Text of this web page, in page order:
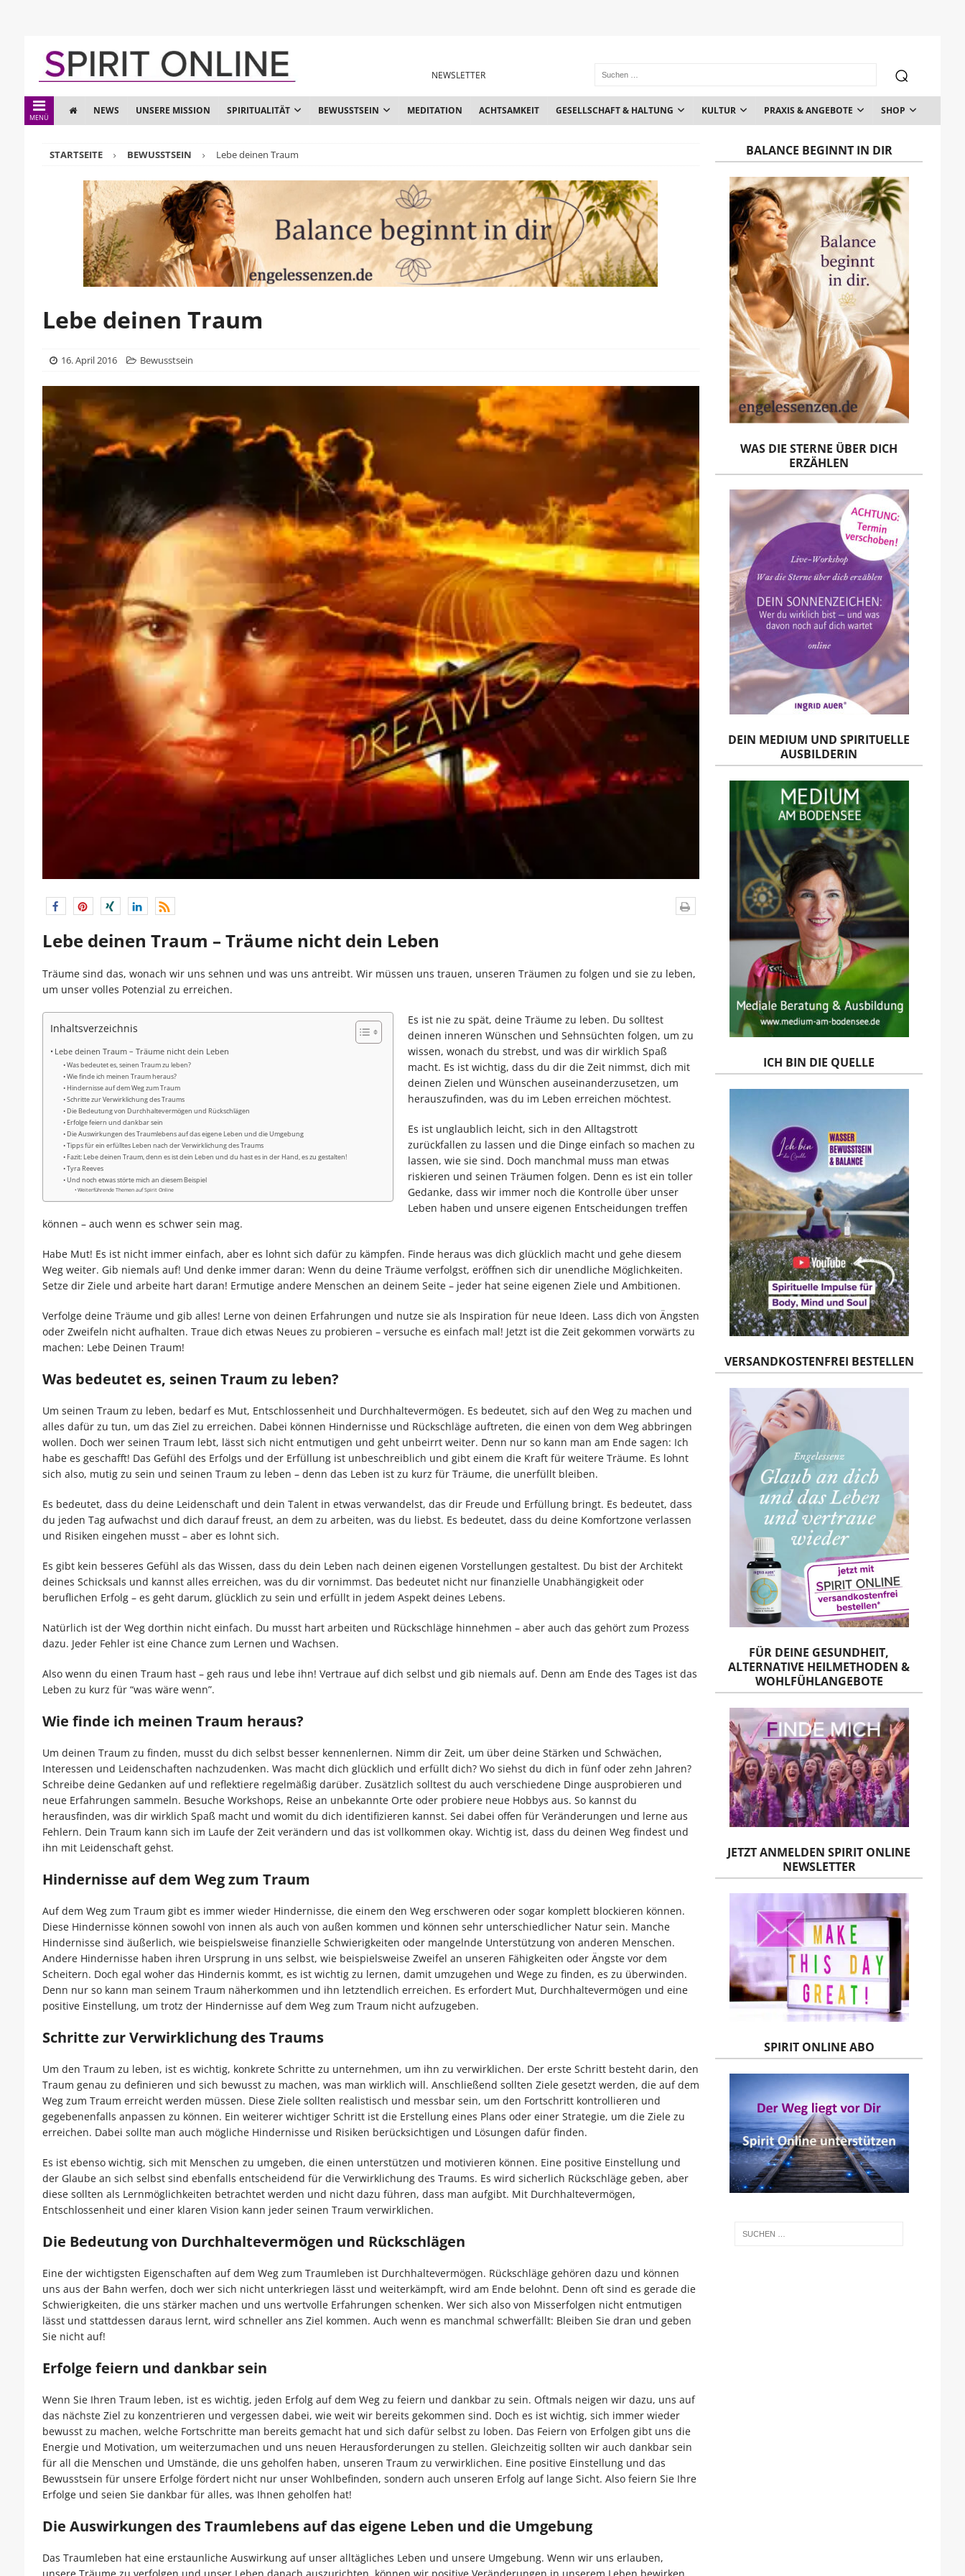
NEWSLETTER
MENÜ
NEWS UNSERE MISSION SPIRITUALITÄT BEWUSSTSEIN MEDITATION ACHTSAMKEIT GESELLSCHAFT & HALTUNG KULTUR PRAXIS & ANGEBOTE SHOP
STARTSEITE BEWUSSTSEIN Lebe deinen Traum
Lebe deinen Traum
16. April 2016 Bewusstsein
Lebe deinen Traum – Träume nicht dein Leben
Träume sind das, wonach wir uns sehnen und was uns antreibt. Wir müssen uns trauen, unseren Träumen zu folgen und sie zu leben,
um unser volles Potenzial zu erreichen.
Inhaltsverzeichnis
Lebe deinen Traum – Träume nicht dein Leben
Was bedeutet es, seinen Traum zu leben?
Wie finde ich meinen Traum heraus?
Hindernisse auf dem Weg zum Traum
Schritte zur Verwirklichung des Traums
Die Bedeutung von Durchhaltevermögen und Rückschlägen
Erfolge feiern und dankbar sein
Die Auswirkungen des Traumlebens auf das eigene Leben und die Umgebung
Tipps für ein erfülltes Leben nach der Verwirklichung des Traums
Fazit: Lebe deinen Traum, denn es ist dein Leben und du hast es in der Hand, es zu gestalten!
Tyra Reeves
Und noch etwas störte mich an diesem Beispiel
Weiterführende Themen auf Spirit Online
Es ist nie zu spät, deine Träume zu leben. Du solltest
deinen inneren Wünschen und Sehnsüchten folgen, um zu
wissen, wonach du strebst, und was dir wirklich Spaß
macht. Es ist wichtig, dass du dir die Zeit nimmst, dich mit
deinen Zielen und Wünschen auseinanderzusetzen, um
herauszufinden, was du im Leben erreichen möchtest.
Es ist unglaublich leicht, sich in den Alltagstrott
zurückfallen zu lassen und die Dinge einfach so machen zu
lassen, wie sie sind. Doch manchmal muss man etwas
riskieren und seinen Träumen folgen. Denn es ist ein toller
Gedanke, dass wir immer noch die Kontrolle über unser
Leben haben und unsere eigenen Entscheidungen treffen
können – auch wenn es schwer sein mag.
Habe Mut! Es ist nicht immer einfach, aber es lohnt sich dafür zu kämpfen. Finde heraus was dich glücklich macht und gehe diesem
Weg weiter. Gib niemals auf! Und denke immer daran: Wenn du deine Träume verfolgst, eröffnen sich dir unendliche Möglichkeiten.
Setze dir Ziele und arbeite hart daran! Ermutige andere Menschen an deinem Seite – jeder hat seine eigenen Ziele und Ambitionen.
Verfolge deine Träume und gib alles! Lerne von deinen Erfahrungen und nutze sie als Inspiration für neue Ideen. Lass dich von Ängsten
oder Zweifeln nicht aufhalten. Traue dich etwas Neues zu probieren – versuche es einfach mal! Jetzt ist die Zeit gekommen vorwärts zu
machen: Lebe Deinen Traum!
Was bedeutet es, seinen Traum zu leben?
Um seinen Traum zu leben, bedarf es Mut, Entschlossenheit und Durchhaltevermögen. Es bedeutet, sich auf den Weg zu machen und
alles dafür zu tun, um das Ziel zu erreichen. Dabei können Hindernisse und Rückschläge auftreten, die einen von dem Weg abbringen
wollen. Doch wer seinen Traum lebt, lässt sich nicht entmutigen und geht unbeirrt weiter. Denn nur so kann man am Ende sagen: Ich
habe es geschafft! Das Gefühl des Erfolgs und der Erfüllung ist unbeschreiblich und gibt einem die Kraft für weitere Träume. Es lohnt
sich also, mutig zu sein und seinen Traum zu leben – denn das Leben ist zu kurz für Träume, die unerfüllt bleiben.
Es bedeutet, dass du deine Leidenschaft und dein Talent in etwas verwandelst, das dir Freude und Erfüllung bringt. Es bedeutet, dass
du jeden Tag aufwachst und dich darauf freust, an dem zu arbeiten, was du liebst. Es bedeutet, dass du deine Komfortzone verlassen
und Risiken eingehen musst – aber es lohnt sich.
Es gibt kein besseres Gefühl als das Wissen, dass du dein Leben nach deinen eigenen Vorstellungen gestaltest. Du bist der Architekt
deines Schicksals und kannst alles erreichen, was du dir vornimmst. Das bedeutet nicht nur finanzielle Unabhängigkeit oder
beruflichen Erfolg – es geht darum, glücklich zu sein und erfüllt in jedem Aspekt deines Lebens.
Natürlich ist der Weg dorthin nicht einfach. Du musst hart arbeiten und Rückschläge hinnehmen – aber auch das gehört zum Prozess
dazu. Jeder Fehler ist eine Chance zum Lernen und Wachsen.
Also wenn du einen Traum hast – geh raus und lebe ihn! Vertraue auf dich selbst und gib niemals auf. Denn am Ende des Tages ist das
Leben zu kurz für “was wäre wenn”.
Wie finde ich meinen Traum heraus?
Um deinen Traum zu finden, musst du dich selbst besser kennenlernen. Nimm dir Zeit, um über deine Stärken und Schwächen,
Interessen und Leidenschaften nachzudenken. Was macht dich glücklich und erfüllt dich? Wo siehst du dich in fünf oder zehn Jahren?
Schreibe deine Gedanken auf und reflektiere regelmäßig darüber. Zusätzlich solltest du auch verschiedene Dinge ausprobieren und
neue Erfahrungen sammeln. Besuche Workshops, Reise an unbekannte Orte oder probiere neue Hobbys aus. So kannst du
herausfinden, was dir wirklich Spaß macht und womit du dich identifizieren kannst. Sei dabei offen für Veränderungen und lerne aus
Fehlern. Dein Traum kann sich im Laufe der Zeit verändern und das ist vollkommen okay. Wichtig ist, dass du deinen Weg findest und
ihn mit Leidenschaft gehst.
Hindernisse auf dem Weg zum Traum
Auf dem Weg zum Traum gibt es immer wieder Hindernisse, die einem den Weg erschweren oder sogar komplett blockieren können.
Diese Hindernisse können sowohl von innen als auch von außen kommen und können sehr unterschiedlicher Natur sein. Manche
Hindernisse sind äußerlich, wie beispielsweise finanzielle Schwierigkeiten oder mangelnde Unterstützung von anderen Menschen.
Andere Hindernisse haben ihren Ursprung in uns selbst, wie beispielsweise Zweifel an unseren Fähigkeiten oder Ängste vor dem
Scheitern. Doch egal woher das Hindernis kommt, es ist wichtig zu lernen, damit umzugehen und Wege zu finden, es zu überwinden.
Denn nur so kann man seinem Traum näherkommen und ihn letztendlich erreichen. Es erfordert Mut, Durchhaltevermögen und eine
positive Einstellung, um trotz der Hindernisse auf dem Weg zum Traum nicht aufzugeben.
Schritte zur Verwirklichung des Traums
Um den Traum zu leben, ist es wichtig, konkrete Schritte zu unternehmen, um ihn zu verwirklichen. Der erste Schritt besteht darin, den
Traum genau zu definieren und sich bewusst zu machen, was man wirklich will. Anschließend sollten Ziele gesetzt werden, die auf dem
Weg zum Traum erreicht werden müssen. Diese Ziele sollten realistisch und messbar sein, um den Fortschritt kontrollieren und
gegebenenfalls anpassen zu können. Ein weiterer wichtiger Schritt ist die Erstellung eines Plans oder einer Strategie, um die Ziele zu
erreichen. Dabei sollte man auch mögliche Hindernisse und Risiken berücksichtigen und Lösungen dafür finden.
Es ist ebenso wichtig, sich mit Menschen zu umgeben, die einen unterstützen und motivieren können. Eine positive Einstellung und
der Glaube an sich selbst sind ebenfalls entscheidend für die Verwirklichung des Traums. Es wird sicherlich Rückschläge geben, aber
diese sollten als Lernmöglichkeiten betrachtet werden und nicht dazu führen, dass man aufgibt. Mit Durchhaltevermögen,
Entschlossenheit und einer klaren Vision kann jeder seinen Traum verwirklichen.
Die Bedeutung von Durchhaltevermögen und Rückschlägen
Eine der wichtigsten Eigenschaften auf dem Weg zum Traumleben ist Durchhaltevermögen. Rückschläge gehören dazu und können
uns aus der Bahn werfen, doch wer sich nicht unterkriegen lässt und weiterkämpft, wird am Ende belohnt. Denn oft sind es gerade die
Schwierigkeiten, die uns stärker machen und uns wertvolle Erfahrungen schenken. Wer sich also von Misserfolgen nicht entmutigen
lässt und stattdessen daraus lernt, wird schneller ans Ziel kommen. Auch wenn es manchmal schwerfällt: Bleiben Sie dran und geben
Sie nicht auf!
Erfolge feiern und dankbar sein
Wenn Sie Ihren Traum leben, ist es wichtig, jeden Erfolg auf dem Weg zu feiern und dankbar zu sein. Oftmals neigen wir dazu, uns auf
das nächste Ziel zu konzentrieren und vergessen dabei, wie weit wir bereits gekommen sind. Doch es ist wichtig, sich immer wieder
bewusst zu machen, welche Fortschritte man bereits gemacht hat und sich dafür selbst zu loben. Das Feiern von Erfolgen gibt uns die
Energie und Motivation, um weiterzumachen und uns neuen Herausforderungen zu stellen. Gleichzeitig sollten wir auch dankbar sein
für all die Menschen und Umstände, die uns geholfen haben, unseren Traum zu verwirklichen. Eine positive Einstellung und das
Bewusstsein für unsere Erfolge fördert nicht nur unser Wohlbefinden, sondern auch unseren Erfolg auf lange Sicht. Also feiern Sie Ihre
Erfolge und seien Sie dankbar für alles, was Ihnen geholfen hat!
Die Auswirkungen des Traumlebens auf das eigene Leben und die Umgebung
Das Traumleben hat eine erstaunliche Auswirkung auf unser alltägliches Leben und unsere Umgebung. Wenn wir uns erlauben,
BALANCE BEGINNT IN DIR
WAS DIE STERNE ÜBER DICH
ERZÄHLEN
DEIN MEDIUM UND SPIRITUELLE
AUSBILDERIN
ICH BIN DIE QUELLE
VERSANDKOSTENFREI BESTELLEN
FÜR DEINE GESUNDHEIT,
ALTERNATIVE HEILMETHODEN &
WOHLFÜHLANGEBOTE
JETZT ANMELDEN SPIRIT ONLINE
NEWSLETTER
SPIRIT ONLINE ABO